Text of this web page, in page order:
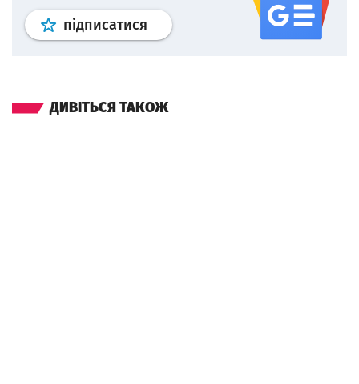
підписатися Профіль google news
ДИВІТЬСЯ ТАКОЖ